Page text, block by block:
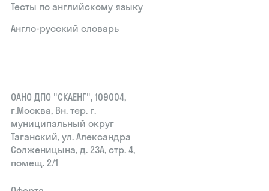
Тесты по английскому языку
Англо-русский словарь
ОАНО ДПО "СКАЕНГ", 109004,
г.Москва, Вн. тер. г.
муниципальный округ
Таганский, ул. Александра
Солженицына, д. 23А, стр. 4,
помещ. 2/1